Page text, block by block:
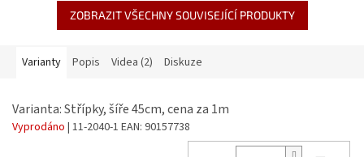
ZOBRAZIT VŠECHNY SOUVISEJÍCÍ PRODUKTY
Varianty Popis Videa (2) Diskuze
Varianta: Střípky, šíře 45cm, cena za 1m
Vyprodáno | 11-2040-1 EAN: 90157738